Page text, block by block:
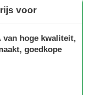
voor
van hoge kwaliteit,
goedkope